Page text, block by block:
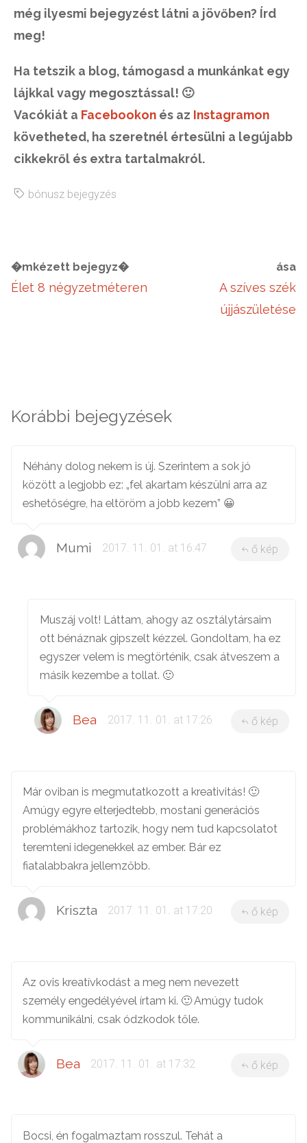
még ilyesmi bejegyzést látni a jövőben? Írd
meg!
Ha tetszik a blog, támogasd a munkánkat egy
lájkkal vagy megosztással! 🙂
Vacókiát a Facebookon és az Instagramon
követheted, ha szeretnél értesülni a legújabb
cikkekről és extra tartalmakról.
bónusz bejegyzés
�mkézett bejegyz�
Élet 8 négyzetméteren
ása
A szíves szék
újjászületése
Korábbi bejegyzések
Néhány dolog nekem is új. Szerintem a sok jó
között a legjobb ez: „fel akartam készülni arra az
eshetőségre, ha eltöröm a jobb kezem” 😀
Mumi 2017. 11. 01. at 16:47 ő kép
Muszáj volt! Láttam, ahogy az osztálytársaim
ott bénáznak gipszelt kézzel. Gondoltam, ha ez
egyszer velem is megtörténik, csak átveszem a
másik kezembe a tollat. 🙂
Bea 2017. 11. 01. at 17:26 ő kép
Már oviban is megmutatkozott a kreativitás! 🙂
Amúgy egyre elterjedtebb, mostani generációs
problémákhoz tartozik, hogy nem tud kapcsolatot
teremteni idegenekkel az ember. Bár ez
fiatalabbakra jellemzőbb.
Kriszta 2017. 11. 01. at 17:20 ő kép
Az ovis kreatívkodást a meg nem nevezett
személy engedélyével írtam ki. 🙂 Amúgy tudok
kommunikálni, csak ódzkodok tőle.
Bea 2017. 11. 01. at 17:32 ő kép
Bocsi, én fogalmaztam rosszul. Tehát a